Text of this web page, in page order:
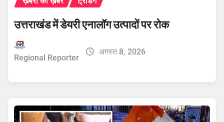
उत्तराखंड में डेयरी एनालॉग उत्पादों पर रोक
Regional Reporter
अगस्त 8, 2026